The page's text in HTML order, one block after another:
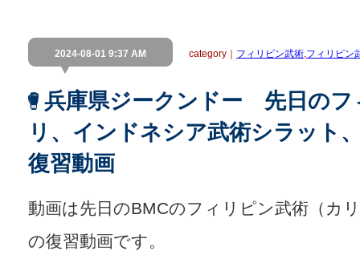
2024-08-01 9:37 AM category｜ フィリピン武術,フィリピン
兵庫県ジークンドー 先日のフ
リ、インドネシア武術シラット
復習動画
動画は先日のBMCのフィリピン武術（カ
の復習動画です。